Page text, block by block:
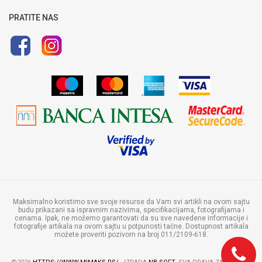
Uputstvo za online kupovinu
PRATITE NAS
Maksimalno koristimo sve svoje resurse da Vam svi artikli na ovom sajtu
budu prikazani sa ispravnim nazivima, specifikacijama, fotografijama i
cenama. Ipak, ne možemo garantovati da su sve navedene informacije i
fotografije artikala na ovom sajtu u potpunosti tačne. Dostupnost artikala
možete proveriti pozivom na broj 011/2109-618.